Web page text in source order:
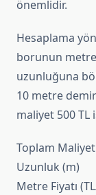
önemlidir.
Hesaplama
borunun
uzunluğuna
10 metre
maliyet 500 TL
Toplam Maliyet
Uzunluk (m)
Metre Fiyatı